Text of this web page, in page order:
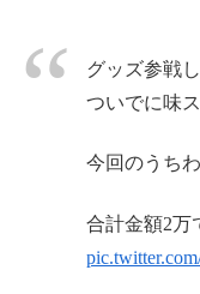
グッズ参戦
ついでに味
今回のうち
合計金額2万